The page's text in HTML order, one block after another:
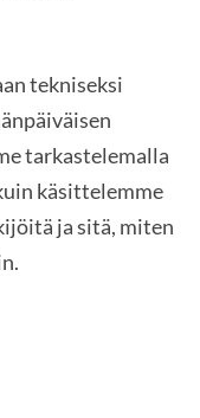
tekniseksi
tarkastelemalla
käsittelemme
ja sitä, miten